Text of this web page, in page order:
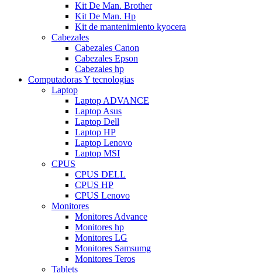
Kit De Man. Brother
Kit De Man. Hp
Kit de mantenimiento kyocera
Cabezales
Cabezales Canon
Cabezales Epson
Cabezales hp
Computadoras Y tecnologias
Laptop
Laptop ADVANCE
Laptop Asus
Laptop Dell
Laptop HP
Laptop Lenovo
Laptop MSI
CPUS
CPUS DELL
CPUS HP
CPUS Lenovo
Monitores
Monitores Advance
Monitores hp
Monitores LG
Monitores Samsumg
Monitores Teros
Tablets